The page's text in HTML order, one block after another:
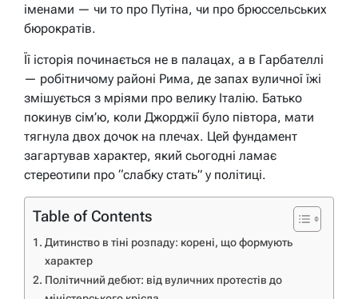
іменами — чи то про Путіна, чи про брюссельських
бюрократів.
Її історія починається не в палацах, а в Гарбателлі
— робітничому районі Рима, де запах вуличної їжі
змішується з мріями про велику Італію. Батько
покинув сім’ю, коли Джорджії було півтора, мати
тягнула двох дочок на плечах. Цей фундамент
загартував характер, який сьогодні ламає
стереотипи про “слабку стать” у політиці.
Table of Contents
Дитинство в тіні розпаду: корені, що формують
характер
Політичний дебют: від вуличних протестів до